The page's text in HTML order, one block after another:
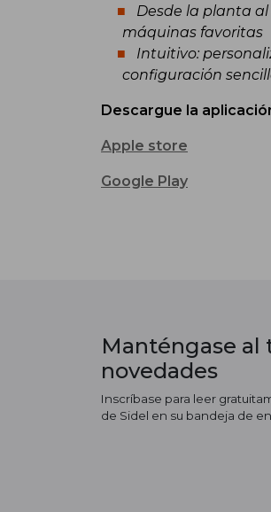
Desde la planta
máquinas favoritas
Intuitivo:
configuración
Descargue la
Apple store
Google Play
Manténgase al
novedades
Inscríbase para leer
de Sidel en su bandeja de